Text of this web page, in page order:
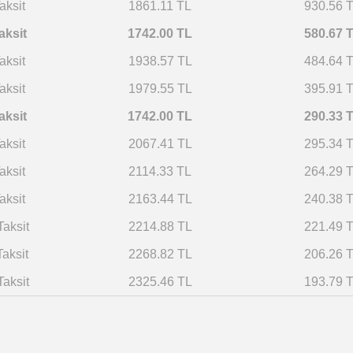
1861.11 TL 930.56
1742.00 TL 580.67
1938.57 TL 484.64
1979.55 TL 395.91
1742.00 TL 290.33
2067.41 TL 295.34
2114.33 TL 264.29
2163.44 TL 240.38
2214.88 TL 221.49
2268.82 TL 206.26
2325.46 TL 193.79